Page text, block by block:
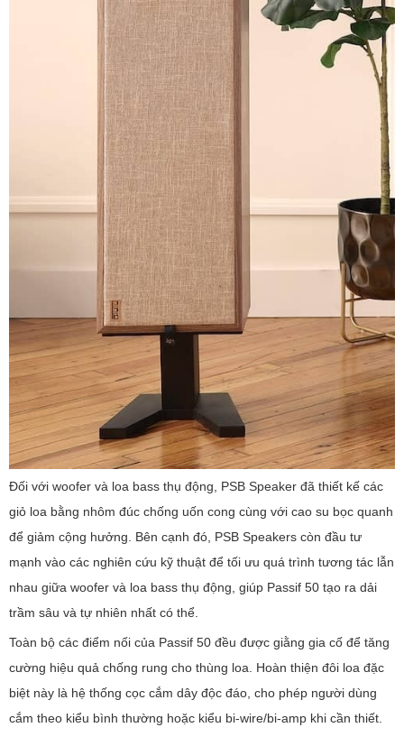
Đối với woofer và loa bass thụ động, PSB Speaker đã thiết kế các
giỏ loa bằng nhôm đúc chống uốn cong cùng với cao su bọc quanh
để giảm cộng hưởng. Bên cạnh đó, PSB Speakers còn đầu tư
mạnh vào các nghiên cứu kỹ thuật để tối ưu quá trình tương tác lẫn
nhau giữa woofer và loa bass thụ động, giúp Passif 50 tạo ra dải
trầm sâu và tự nhiên nhất có thể.
Toàn bộ các điểm nối của Passif 50 đều được giằng gia cố để tăng
cường hiệu quả chống rung cho thùng loa. Hoàn thiện đôi loa đặc
biệt này là hệ thống cọc cắm dây độc đáo, cho phép người dùng
cắm theo kiểu bình thường hoặc kiểu bi-wire/bi-amp khi cần thiết.